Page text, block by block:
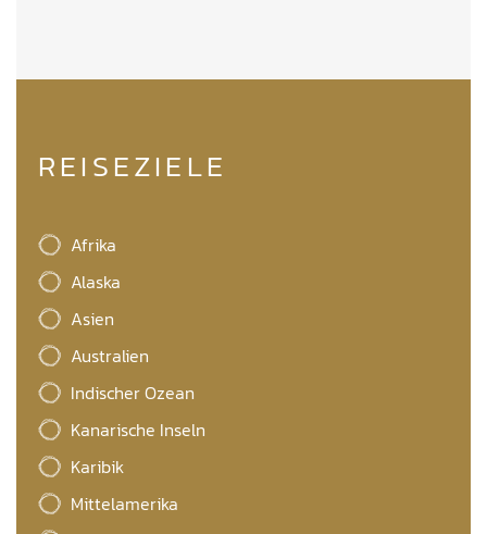
REISEZIELE
Afrika
Alaska
Asien
Australien
Indischer Ozean
Kanarische Inseln
Karibik
Mittelamerika